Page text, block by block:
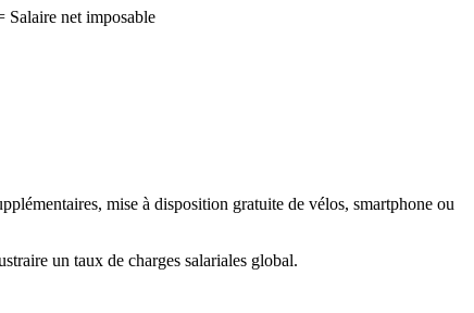
Salaire net imposable
mise à disposition gratuite de vélos, smartphone ou
un taux de charges salariales global.